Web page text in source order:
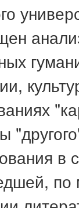
в
по